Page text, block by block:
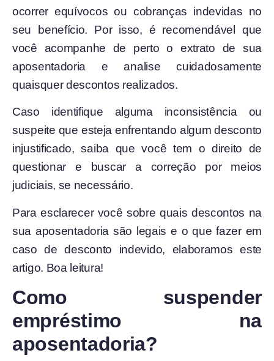
ocorrer equívocos ou cobranças indevidas no
seu benefício. Por isso, é recomendável que
você acompanhe de perto o extrato de sua
aposentadoria e analise cuidadosamente
quaisquer descontos realizados.
Caso identifique alguma inconsistência ou
suspeite que esteja enfrentando algum desconto
injustificado, saiba que você tem o direito de
questionar e buscar a correção por meios
judiciais, se necessário.
Para esclarecer você sobre quais descontos na
sua aposentadoria são legais e o que fazer em
caso de desconto indevido, elaboramos este
artigo. Boa leitura!
Como suspender
empréstimo na
aposentadoria?